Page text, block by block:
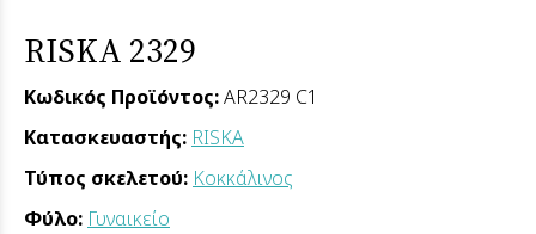
RISKA 2329
Κωδικός Προϊόντος:AR2329 C1
Κατασκευαστής: RISKA
Τύπος σκελετού: Κοκκάλινος
Φύλο: Γυναικείο